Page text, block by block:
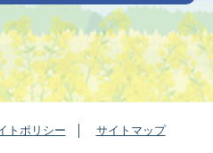
トポリシー サイトマップ